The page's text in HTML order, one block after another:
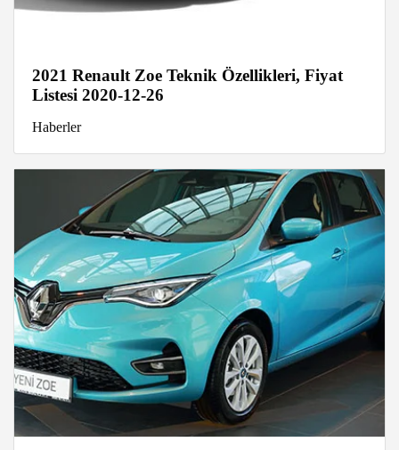
2021 Renault Zoe Teknik Özellikleri, Fiyat
Listesi 2020-12-26
Haberler